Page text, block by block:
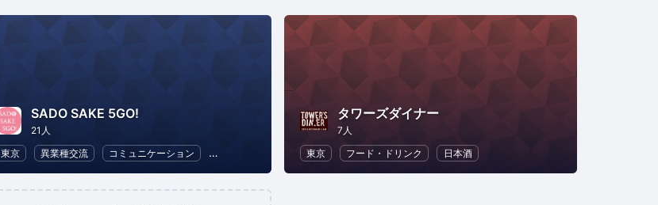
SADO SAKE 5GO!
21人
東京
異業種交流 コミュニケーション フード・ドリンク 日本酒
タワーズダイナー
7人
東京
フード・ドリンク 日本酒